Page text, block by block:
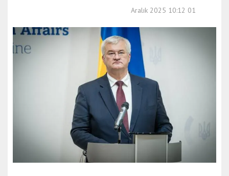
01 Aralık 2025 10:12